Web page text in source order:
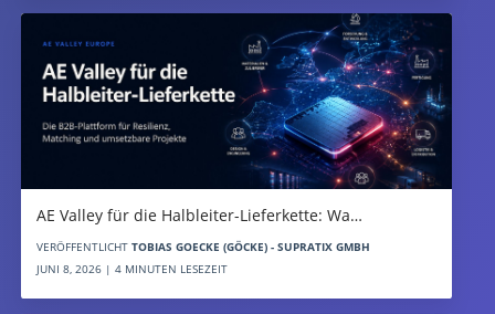
AE Valley für die Halbleiter-Lieferkette: Wa…
VERÖFFENTLICHT TOBIAS GOECKE (GÖCKE) - SUPRATIX GMBH
JUNI 8, 2026 | 4 MINUTEN LESEZEIT